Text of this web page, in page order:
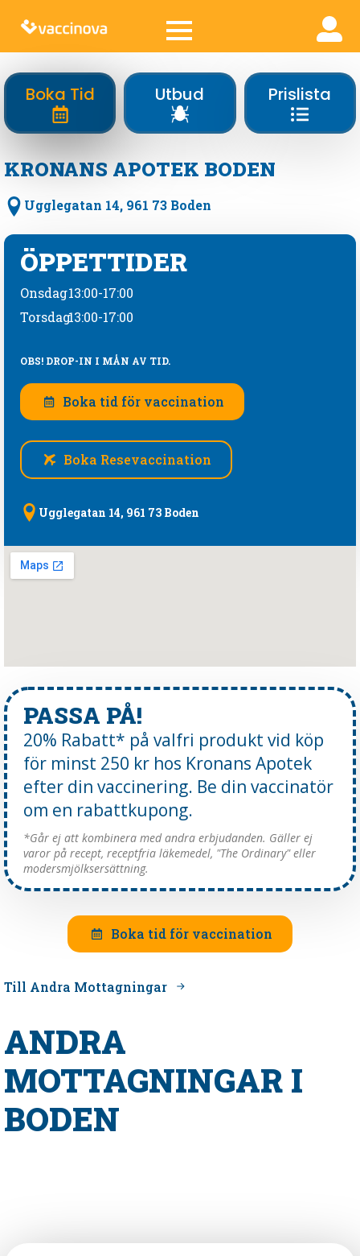
Boka Tid Utbud Prislista
KRONANS APOTEK BODEN
Ugglegatan 14, 961 73 Boden
ÖPPETTIDER
Onsdag13:00-17:00
Torsdag13:00-17:00
OBS! DROP-IN I MÅN AV TID.
Boka tid för vaccination
Boka Resevaccination
Ugglegatan 14, 961 73 Boden
PASSA PÅ!
20% Rabatt* på valfri produkt vid köp
för minst 250 kr hos Kronans Apotek
efter din vaccinering. Be din vaccinatör
om en rabattkupong.
*Går ej att kombinera med andra erbjudanden. Gäller ej
varor på recept, receptfria läkemedel, "The Ordinary" eller
modersmjölksersättning.
Boka tid för vaccination
Till Andra Mottagningar
ANDRA
MOTTAGNINGAR I
BODEN